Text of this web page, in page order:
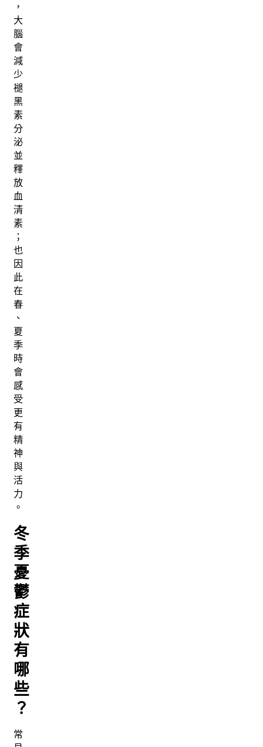
，
大
腦
會
減
少
褪
黑
素
分
泌
並
釋
放
血
清
素
；
也
因
此
在
春
、
夏
季
時
會
感
受
更
有
精
神
與
活
力
。
冬
季
憂
鬱
症
狀
有
哪
些
？
常